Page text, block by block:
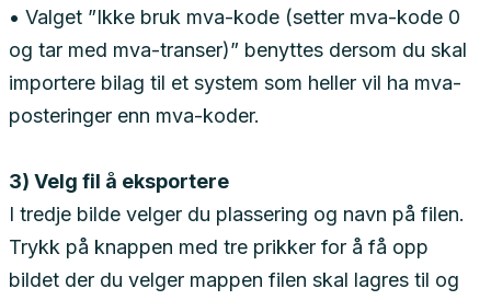
• Valget ”Ikke bruk mva-kode (setter mva-kode 0
og tar med mva-transer)” benyttes dersom du skal
importere bilag til et system som heller vil ha mva-
posteringer enn mva-koder.
3) Velg fil å eksportere
I tredje bilde velger du plassering og navn på filen.
Trykk på knappen med tre prikker for å få opp
bildet der du velger mappen filen skal lagres til og